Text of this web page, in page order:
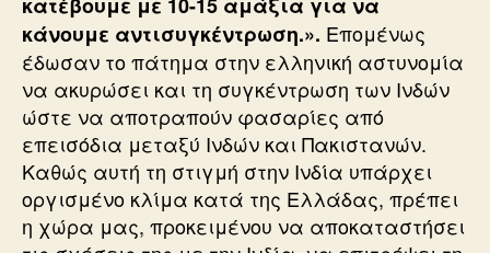
κάνουμε αντισυγκέντρωση.». Επομένως
έδωσαν το πάτημα στην ελληνική αστυνομία
να ακυρώσει και τη συγκέντρωση των Ινδών
ώστε να αποτραπούν φασαρίες από
επεισόδια μεταξύ Ινδών και Πακιστανών.
Καθώς αυτή τη στιγμή στην Ινδία υπάρχει
οργισμένο κλίμα κατά της Ελλάδας, πρέπει
η χώρα μας, προκειμένου να αποκαταστήσει